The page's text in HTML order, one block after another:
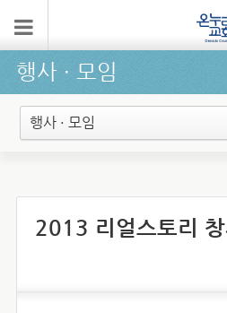
행사 ∙ 모임
행사 · 모임
2013 리얼스토리